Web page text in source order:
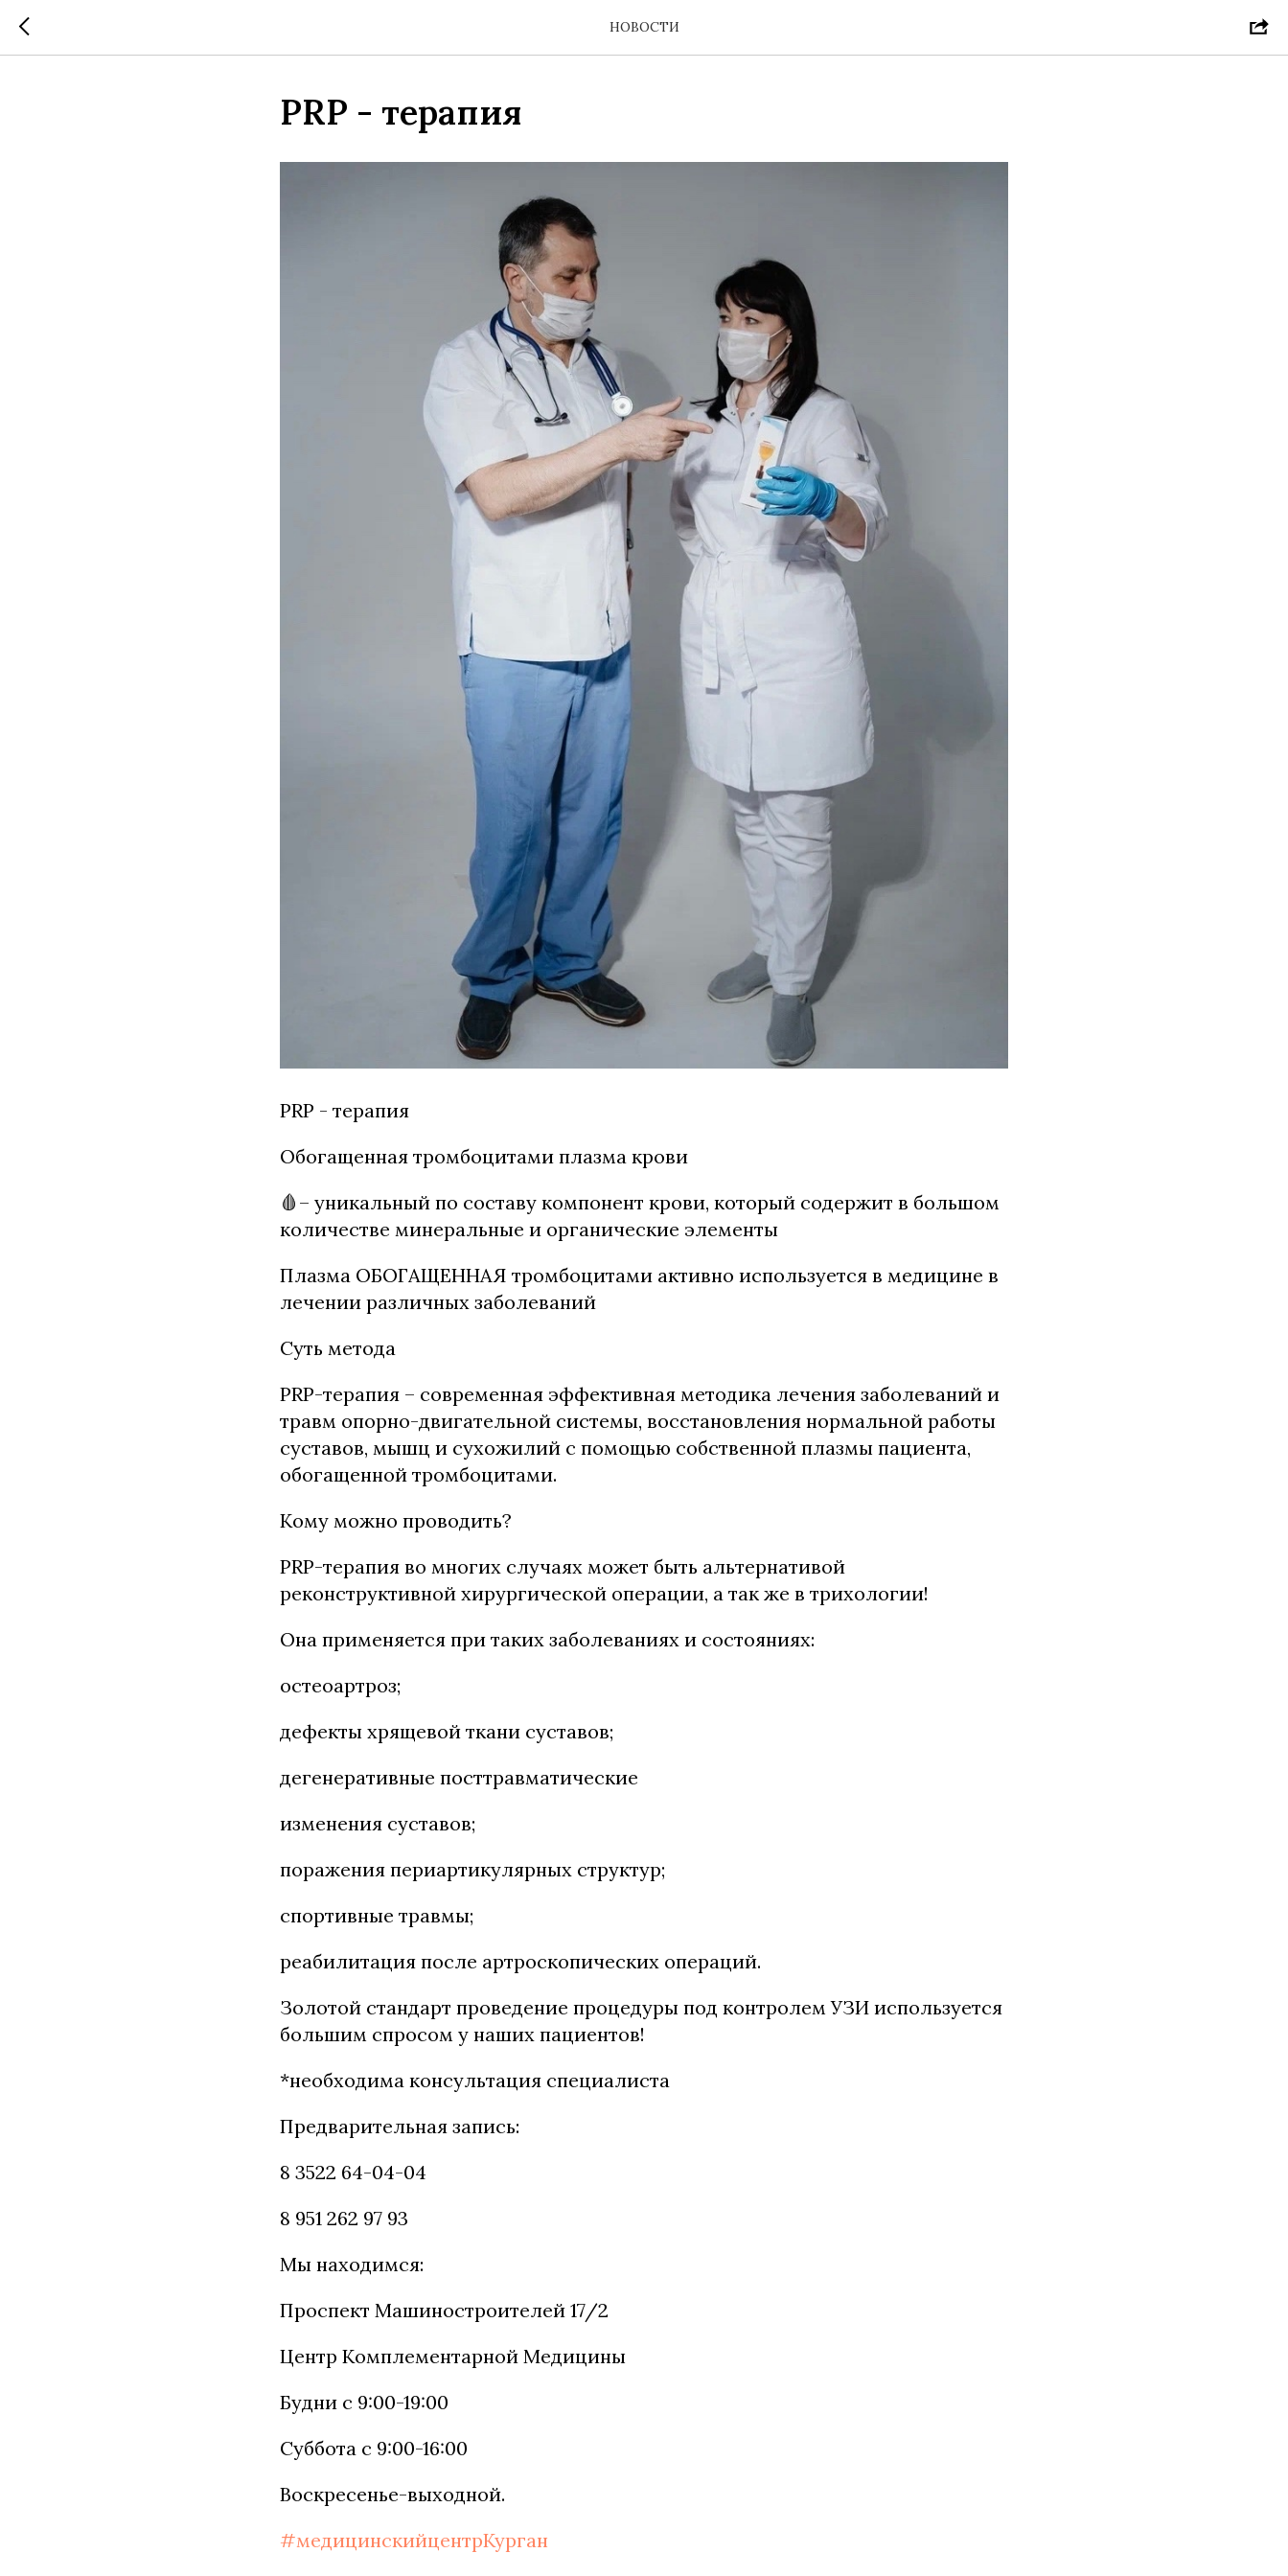
НОВОСТИ
PRP - терапия
PRP - терапия
Обогащенная тромбоцитами плазма крови
🩸– уникальный по составу компонент крови, который содержит в большом
количестве минеральные и органические элементы
Плазма ОБОГАЩЕННАЯ тромбоцитами активно используется в медицине в
лечении различных заболеваний
Суть метода
PRP-терапия – современная эффективная методика лечения заболеваний и
травм опорно-двигательной системы, восстановления нормальной работы
суставов, мышц и сухожилий с помощью собственной плазмы пациента,
обогащенной тромбоцитами.
Кому можно проводить?
PRP-терапия во многих случаях может быть альтернативой
реконструктивной хирургической операции, а так же в трихологии!
Она применяется при таких заболеваниях и состояниях:
остеоартроз;
дефекты хрящевой ткани суставов;
дегенеративные посттравматические
изменения суставов;
поражения периартикулярных структур;
спортивные травмы;
реабилитация после артроскопических операций.
Золотой стандарт проведение процедуры под контролем УЗИ используется
большим спросом у наших пациентов!
*необходима консультация специалиста
Предварительная запись:
8 3522 64-04-04
8 951 262 97 93
Мы находимся:
Проспект Машиностроителей 17/2
Центр Комплементарной Медицины
Будни с 9:00-19:00
Суббота с 9:00-16:00
Воскресенье-выходной.
#медицинскийцентрКурган